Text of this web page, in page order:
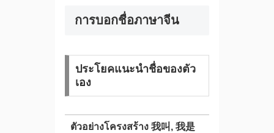
การบอกชื่อภาษาจีน
ประโยคแนะนำชื่อของตัว
เอง
ตัวอย่างโครงสร้าง 我叫, 我是